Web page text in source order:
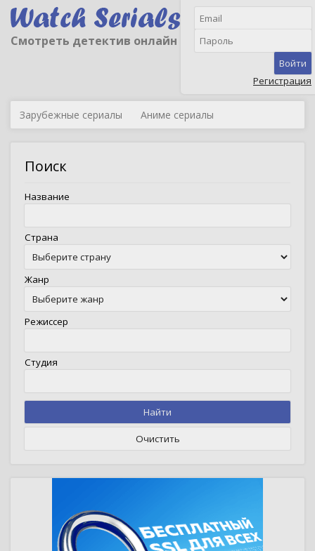
Смотреть детектив онлайн
Войти
Регистрация
Зарубежные сериалы Аниме сериалы
Поиск
Название
Страна
Жанр
Режиссер
Студия
Найти
Очистить